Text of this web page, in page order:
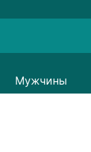
Мужчины